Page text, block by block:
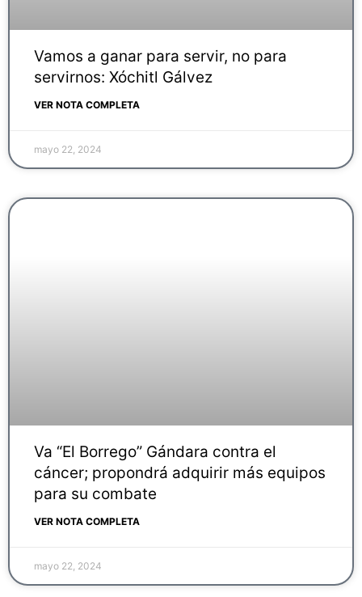
Vamos a ganar para servir, no para
servirnos: Xóchitl Gálvez
VER NOTA COMPLETA
mayo 22, 2024
Va “El Borrego” Gándara contra el
cáncer; propondrá adquirir más equipos
para su combate
VER NOTA COMPLETA
mayo 22, 2024